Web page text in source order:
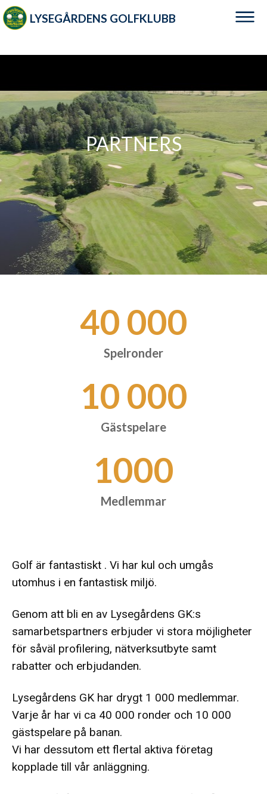
LYSEGÅRDENS GOLFKLUBB
PARTNERS
40 000
Spelronder
10 000
Gästspelare
1000
Medlemmar
Golf är fantastiskt . Vi har kul och umgås
utomhus i en fantastisk miljö.
Genom att bli en av Lysegårdens GK:s
samarbetspartners erbjuder vi stora möjligheter
för såväl profilering, nätverksutbyte samt
rabatter och erbjudanden.
Lysegårdens GK har drygt 1 000 medlemmar.
Varje år har vi ca 40 000 ronder och 10 000
gästspelare på banan.
Vi har dessutom ett flertal aktiva företag
kopplade till vår anläggning.